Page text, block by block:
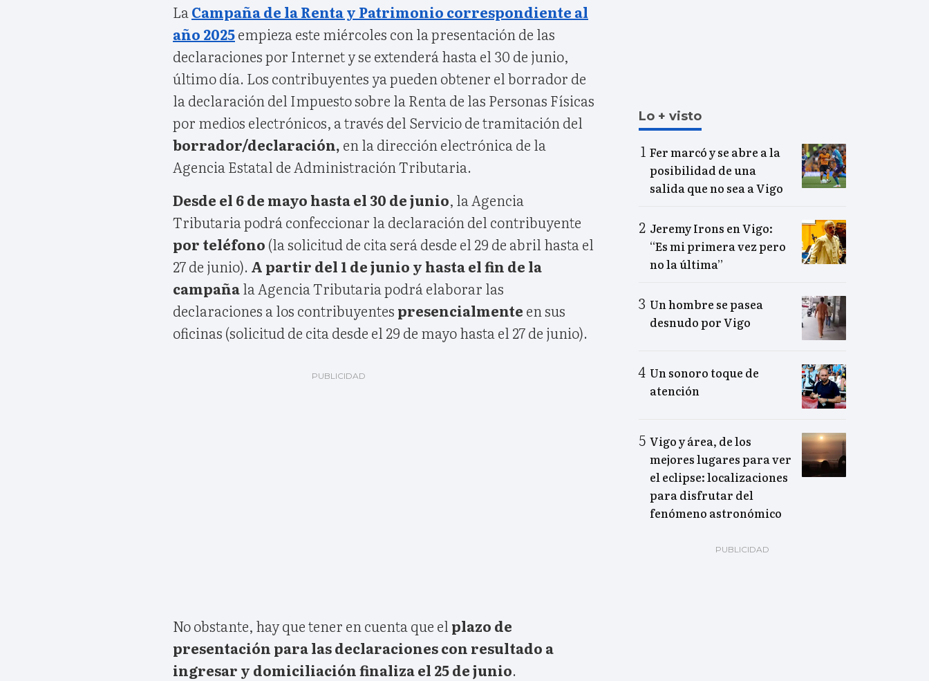
La Campaña de la Renta y Patrimonio correspondiente al
año 2025empieza este miércoles con la presentación de las
declaraciones por Internet y se extenderá hasta el 30 de junio,
último día. Los contribuyentes ya pueden obtener el borrador de
la declaración del Impuesto sobre la Renta de las Personas Físicas
por medios electrónicos, a través del Servicio de tramitación del
borrador/declaración, en la dirección electrónica de la
Agencia Estatal de Administración Tributaria.
Desde el 6 de mayo hasta el 30 de junio, la Agencia
Tributaria podrá confeccionar la declaración del contribuyente
por teléfono (la solicitud de cita será desde el 29 de abril hasta el
27 de junio). A partir del 1 de junio y hasta el fin de la
campañala Agencia Tributaria podrá elaborar las
declaraciones a los contribuyentes presencialmente en sus
oficinas (solicitud de cita desde el 29 de mayo hasta el 27 de junio).
No obstante, hay que tener en cuenta que el plazo de
presentación para las declaraciones con resultado a
ingresar y domiciliación finaliza el 25 de junio.
Lo + visto
Fer marcó y se abre a la
posibilidad de una
salida que no sea a Vigo
Jeremy Irons en Vigo:
“Es mi primera vez pero
no la última”
Un hombre se pasea
desnudo por Vigo
Un sonoro toque de
atención
Vigo y área, de los
mejores lugares para ver
el eclipse: localizaciones
para disfrutar del
fenómeno astronómico